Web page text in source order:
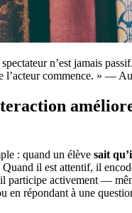
n’est jamais
l’acteur commence. » —
: quand un élève sait
Quand il est attentif, il
participe activement —
en répondant à une